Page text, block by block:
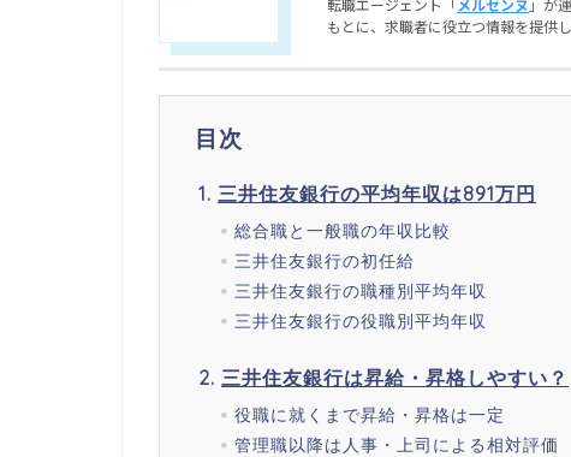
もとに、求職者に役立つ情報を提供し
目次
三井住友銀行の平均年収は891万円
総合職と一般職の年収比較
三井住友銀行の初任給
三井住友銀行の職種別平均年収
三井住友銀行の役職別平均年収
三井住友銀行は昇給・昇格しやすい？
役職に就くまで昇給・昇格は一定
管理職以降は人事・上司による相対評価